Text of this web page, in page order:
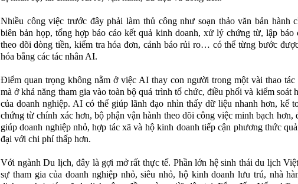
Nhiều công việc trước đây phải làm thủ công như soạn thảo văn bản hành
biên bản họp, tổng hợp báo cáo kết quả kinh doanh, xử lý chứng từ, lập báo
theo dõi dòng tiền, kiểm tra hóa đơn, cảnh báo rủi ro… có thể từng bước
hóa bằng các tác nhân AI.
Điểm quan trọng không nằm ở việc AI thay con người trong một vài thao tác
mà ở khả năng tham gia vào toàn bộ quá trình tổ chức, điều phối và kiểm soát
của doanh nghiệp. AI có thể giúp lãnh đạo nhìn thấy dữ liệu nhanh hơn, kế
chứng từ chính xác hơn, bộ phận vận hành theo dõi công việc minh bạch hơn,
giúp doanh nghiệp nhỏ, hợp tác xã và hộ kinh doanh tiếp cận phương thức
đại với chi phí thấp hơn.
Với ngành Du lịch, đây là gợi mở rất thực tế. Phần lớn hệ sinh thái du lịch
sự tham gia của doanh nghiệp nhỏ, siêu nhỏ, hộ kinh doanh lưu trú, nhà